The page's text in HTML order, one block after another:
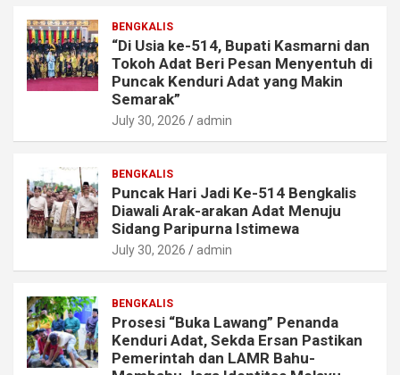
BENGKALIS
“Di Usia ke-514, Bupati Kasmarni dan
Tokoh Adat Beri Pesan Menyentuh di
Puncak Kenduri Adat yang Makin
Semarak”
July 30, 2026 admin
BENGKALIS
Puncak Hari Jadi Ke-514 Bengkalis
Diawali Arak-arakan Adat Menuju
Sidang Paripurna Istimewa
July 30, 2026 admin
BENGKALIS
Prosesi “Buka Lawang” Penanda
Kenduri Adat, Sekda Ersan Pastikan
Pemerintah dan LAMR Bahu-